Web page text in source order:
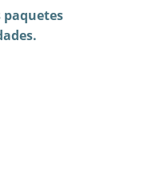
paquetes